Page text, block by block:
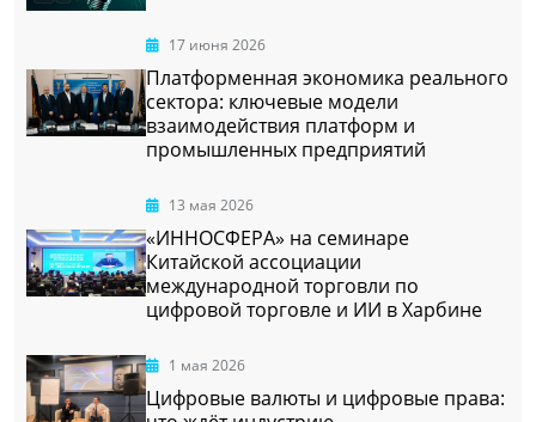
17 июня 2026
Платформенная экономика реального
сектора: ключевые модели
взаимодействия платформ и
промышленных предприятий
13 мая 2026
«ИННОСФЕРА» на семинаре
Китайской ассоциации
международной торговли по
цифровой торговле и ИИ в Харбине
1 мая 2026
Цифровые валюты и цифровые права: